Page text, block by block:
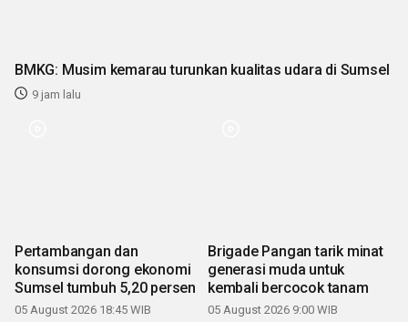
BMKG: Musim kemarau turunkan kualitas udara di Sumsel
9 jam lalu
Pertambangan dan
konsumsi dorong ekonomi
Sumsel tumbuh 5,20 persen
05 August 2026 18:45 WIB
Brigade Pangan tarik minat
generasi muda untuk
kembali bercocok tanam
05 August 2026 9:00 WIB